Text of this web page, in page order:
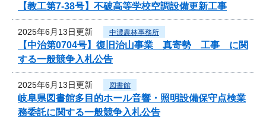
【教工第7-38号】不破高等学校空調設備更新工事
2025年6月13日更新 中濃農林事務所
【中治第0704号】復旧治山事業 真寄勢 工事 に関
する一般競争入札公告
2025年6月13日更新 図書館
岐阜県図書館多目的ホール音響・照明設備保守点検業
務委託に関する一般競争入札公告